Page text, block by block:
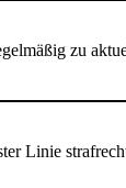
zu
Linie